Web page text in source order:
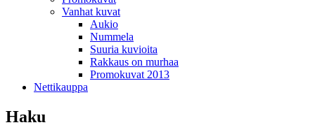
Vanhat kuvat
Aukio
Nummela
Suuria kuvioita
Rakkaus on murhaa
Promokuvat 2013
Nettikauppa
Haku